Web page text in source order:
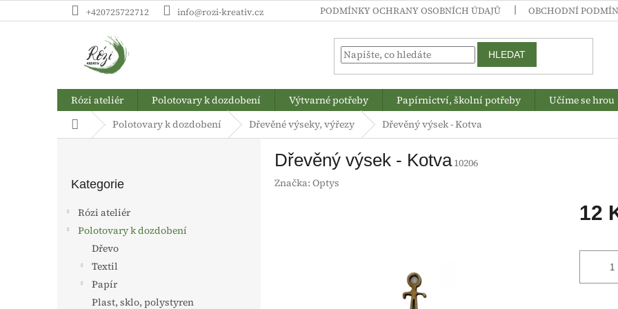
na
+420725722712 info@rozi-kreativ.cz PODMÍNKY OCHRANY OSOBNÍCH ÚDAJŮ OBCHODNÍ
HLEDAT
Rózi ateliér Polotovary k dozdobení Výtvarné potřeby Papírnictví, školní potřeby Učíme se hrou
Domů Polotovary k dozdobení Dřevěné výseky, výřezy Dřevěný výsek - Kotva
kategorie
Kategorie
Rózi ateliér
Polotovary k dozdobení
Dřevo
Textil
Papír
Plast, sklo, polystyren
Dřevěný výsek - Kotva 10206
Značka: Optys
12
cena: